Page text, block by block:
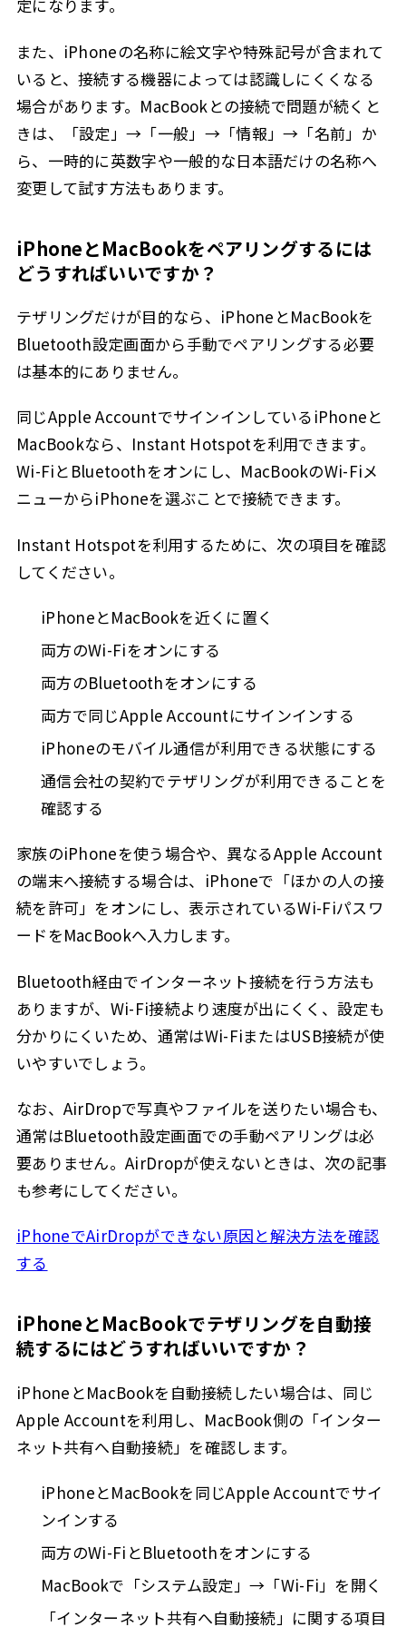
定になります。
また、iPhoneの名称に絵文字や特殊記号が含まれて
いると、接続する機器によっては認識しにくくなる
場合があります。MacBookとの接続で問題が続くと
きは、「設定」→「一般」→「情報」→「名前」か
ら、一時的に英数字や一般的な日本語だけの名称へ
変更して試す方法もあります。
iPhoneとMacBookをペアリングするには
どうすればいいですか？
テザリングだけが目的なら、iPhoneとMacBookを
Bluetooth設定画面から手動でペアリングする必要
は基本的にありません。
同じApple AccountでサインインしているiPhoneと
MacBookなら、Instant Hotspotを利用できます。
Wi-FiとBluetoothをオンにし、MacBookのWi-Fiメ
ニューからiPhoneを選ぶことで接続できます。
Instant Hotspotを利用するために、次の項目を確認
してください。
iPhoneとMacBookを近くに置く
両方のWi-Fiをオンにする
両方のBluetoothをオンにする
両方で同じApple Accountにサインインする
iPhoneのモバイル通信が利用できる状態にする
通信会社の契約でテザリングが利用できることを
確認する
家族のiPhoneを使う場合や、異なるApple Account
の端末へ接続する場合は、iPhoneで「ほかの人の接
続を許可」をオンにし、表示されているWi-Fiパスワ
ードをMacBookへ入力します。
Bluetooth経由でインターネット接続を行う方法も
ありますが、Wi-Fi接続より速度が出にくく、設定も
分かりにくいため、通常はWi-FiまたはUSB接続が使
いやすいでしょう。
なお、AirDropで写真やファイルを送りたい場合も、
通常はBluetooth設定画面での手動ペアリングは必
要ありません。AirDropが使えないときは、次の記事
も参考にしてください。
iPhoneでAirDropができない原因と解決方法を確認
する
iPhoneとMacBookでテザリングを自動接
続するにはどうすればいいですか？
iPhoneとMacBookを自動接続したい場合は、同じ
Apple Accountを利用し、MacBook側の「インター
ネット共有へ自動接続」を確認します。
iPhoneとMacBookを同じApple Accountでサイ
ンインする
両方のWi-FiとBluetoothをオンにする
MacBookで「システム設定」→「Wi-Fi」を開く
「インターネット共有へ自動接続」に関する項目